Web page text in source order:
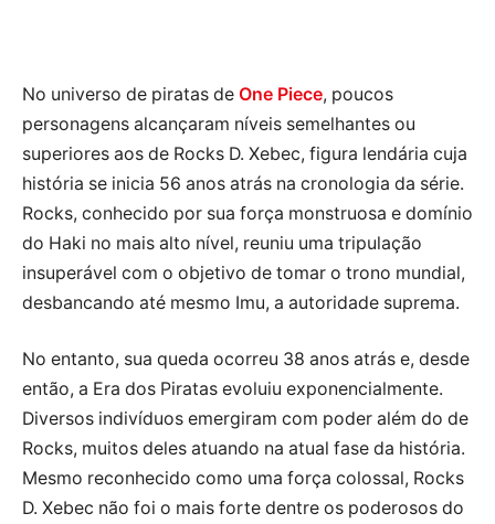
No universo de piratas de One Piece, poucos
personagens alcançaram níveis semelhantes ou
superiores aos de Rocks D. Xebec, figura lendária cuja
história se inicia 56 anos atrás na cronologia da série.
Rocks, conhecido por sua força monstruosa e domínio
do Haki no mais alto nível, reuniu uma tripulação
insuperável com o objetivo de tomar o trono mundial,
desbancando até mesmo Imu, a autoridade suprema.
No entanto, sua queda ocorreu 38 anos atrás e, desde
então, a Era dos Piratas evoluiu exponencialmente.
Diversos indivíduos emergiram com poder além do de
Rocks, muitos deles atuando na atual fase da história.
Mesmo reconhecido como uma força colossal, Rocks
D. Xebec não foi o mais forte dentre os poderosos do